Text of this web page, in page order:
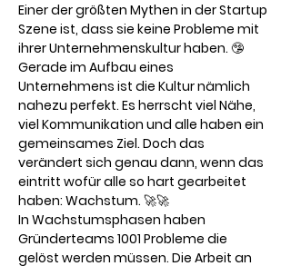
Einer der größten Mythen in der Startup
Szene ist, dass sie keine Probleme mit
ihrer Unternehmenskultur haben. 🤥
Gerade im Aufbau eines
Unternehmens ist die Kultur nämlich
nahezu perfekt. Es herrscht viel Nähe,
viel Kommunikation und alle haben ein
gemeinsames Ziel. Doch das
verändert sich genau dann, wenn das
eintritt wofür alle so hart gearbeitet
haben: Wachstum. 🚀🚀
In Wachstumsphasen haben
Gründerteams 1001 Probleme die
gelöst werden müssen. Die Arbeit an